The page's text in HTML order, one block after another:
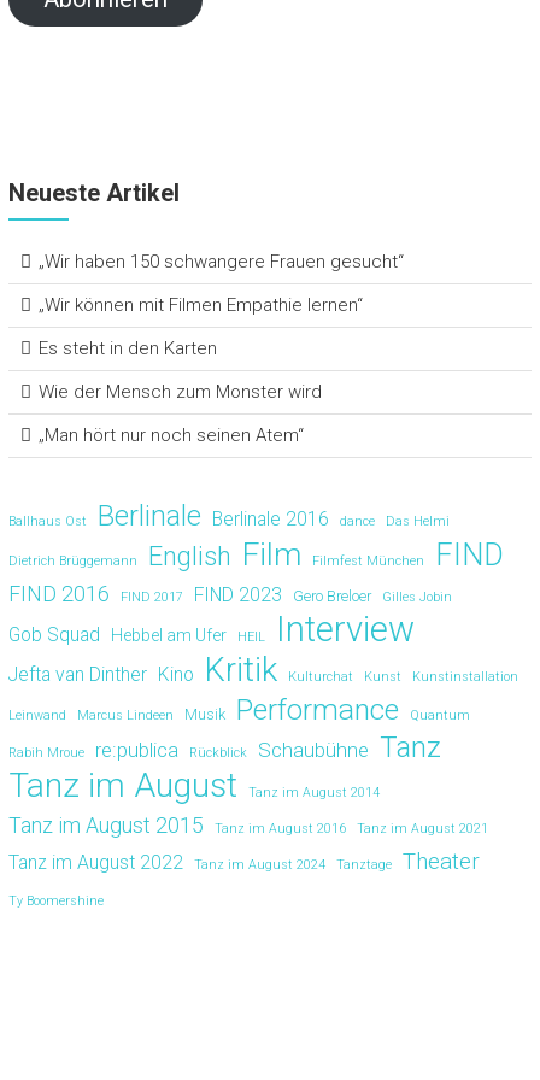
Neueste Artikel
„Wir haben 150 schwangere Frauen gesucht“
„Wir können mit Filmen Empathie lernen“
Es steht in den Karten
Wie der Mensch zum Monster wird
„Man hört nur noch seinen Atem“
Ballhaus Ost Berlinale Berlinale 2016 dance Das Helmi
Dietrich Brüggemann English Film Filmfest München FIND
FIND 2016 FIND 2017 FIND 2023 Gero Breloer Gilles Jobin
Gob Squad Hebbel am Ufer HEIL Interview
Jefta van Dinther Kino Kritik Kulturchat Kunst Kunstinstallation
Leinwand Marcus Lindeen Musik Performance Quantum
Rabih Mroue re:publica Rückblick Schaubühne Tanz
Tanz im August Tanz im August 2014
Tanz im August 2015 Tanz im August 2016 Tanz im August 2021
Tanz im August 2022 Tanz im August 2024 Tanztage Theater
Ty Boomershine